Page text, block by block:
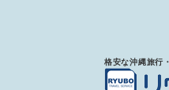
格安な沖縄旅行